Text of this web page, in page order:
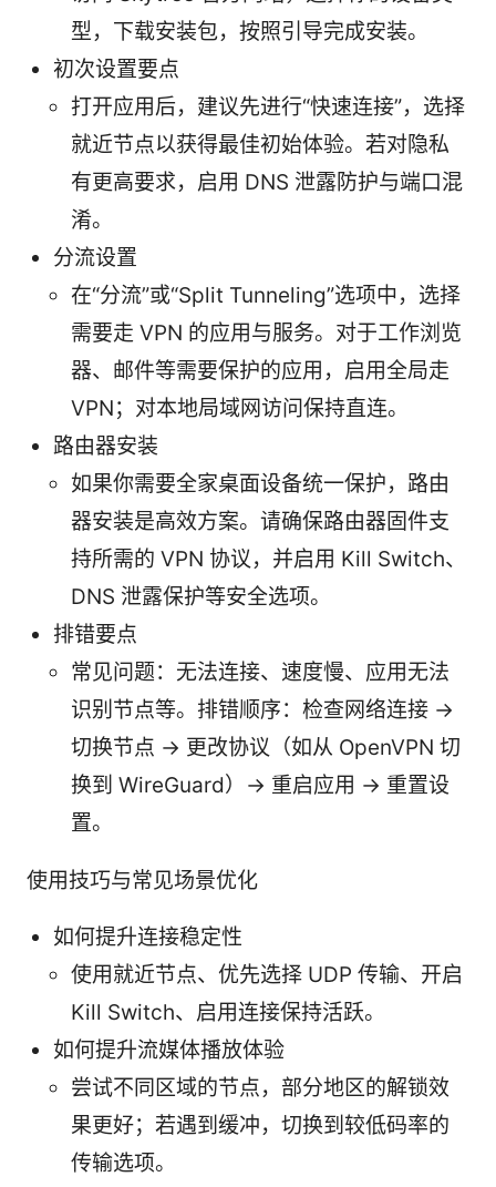
型，下载安装包，按照引导完成安装。
初次设置要点
打开应用后，建议先进行“快速连接”，选择
就近节点以获得最佳初始体验。若对隐私
有更高要求，启用 DNS 泄露防护与端口混
淆。
分流设置
在“分流”或“Split Tunneling”选项中，选择
需要走 VPN 的应用与服务。对于工作浏览
器、邮件等需要保护的应用，启用全局走
VPN；对本地局域网访问保持直连。
路由器安装
如果你需要全家桌面设备统一保护，路由
器安装是高效方案。请确保路由器固件支
持所需的 VPN 协议，并启用 Kill Switch、
DNS 泄露保护等安全选项。
排错要点
常见问题：无法连接、速度慢、应用无法
识别节点等。排错顺序：检查网络连接 ->
切换节点 -> 更改协议（如从 OpenVPN 切
换到 WireGuard）-> 重启应用 -> 重置设
置。
使用技巧与常见场景优化
如何提升连接稳定性
使用就近节点、优先选择 UDP 传输、开启
Kill Switch、启用连接保持活跃。
如何提升流媒体播放体验
尝试不同区域的节点，部分地区的解锁效
果更好；若遇到缓冲，切换到较低码率的
传输选项。